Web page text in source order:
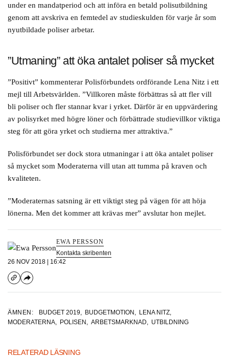
under en mandatperiod och att införa en betald polisutbildning
genom att avskriva en femtedel av studieskulden för varje år som
nyutbildade poliser arbetar.
”Utmaning” att öka antalet poliser så mycket
”Positivt” kommenterar Polisförbundets ordförande Lena Nitz i ett
mejl till Arbetsvärlden. ”Villkoren måste förbättras så att fler vill
bli poliser och fler stannar kvar i yrket. Därför är en uppvärdering
av polisyrket med högre löner och förbättrade studievillkor viktiga
steg för att göra yrket och studierna mer attraktiva.”
Polisförbundet ser dock stora utmaningar i att öka antalet poliser
så mycket som Moderaterna vill utan att tumma på kraven och
kvaliteten.
”Moderaternas satsning är ett viktigt steg på vägen för att höja
lönerna. Men det kommer att krävas mer” avslutar hon mejlet.
EWA PERSSON
Kontakta skribenten
26 NOV 2018 | 16:42
ÄMNEN: BUDGET 2019, BUDGETMOTION , LENA NITZ,
MODERATERNA, POLISEN , ARBETSMARKNAD, UTBILDNING
RELATERAD LÄSNING